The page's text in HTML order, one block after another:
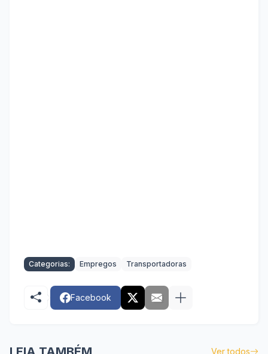
Categorias: Empregos Transportadoras
Facebook
Ver todos